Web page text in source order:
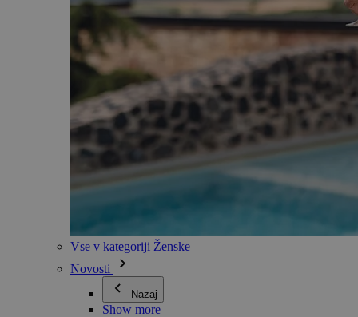
Vse v kategoriji Ženske
Novosti
Nazaj
Show more